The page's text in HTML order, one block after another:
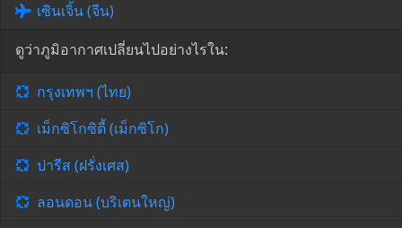
เซินเจิ้น (จีน)
ดูว่าภูมิอากาศเปลี่ยนไปอย่างไรใน:
กรุงเทพฯ (ไทย)
เม็กซิโกซิตี้ (เม็กซิโก)
ปารีส (ฝรั่งเศส)
ลอนดอน (บริเตนใหญ่)